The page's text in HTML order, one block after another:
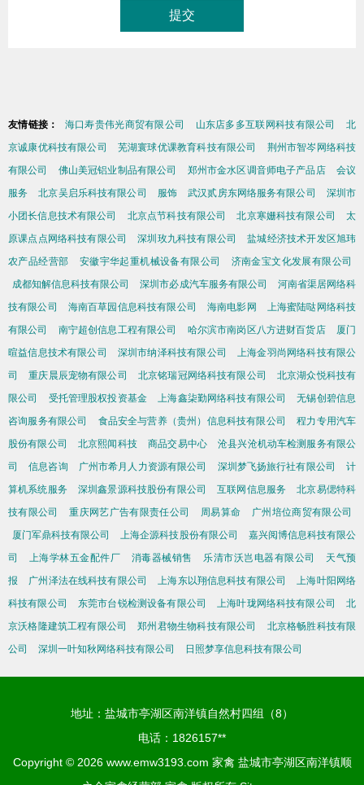
友情链接： 海口寿贵伟光商贸有限公司 山东店多多互联网科技有限公司
北
京诚康优科技有限公司
芜湖寰球优课教育科技有限公司
荆州市智岑网络科技
有限公司
佛山美冠铝业制品有限公司 郑州市金水区调音师电子产品店
会议
服务
北京吴启乐科技有限公司 服饰 武汉贰房东网络服务有限公司
深圳市
小团长信息技术有限公司
北京点节科技有限公司 北京寒姗科技有限公司
太
原课点点网络科技有限公司
深圳玫九科技有限公司
盐城经济技术开发区旭玮
农产品经营部
安徽宇华起重机械设备有限公司
济南金宝文化发展有限公司
成都知解信息科技有限公司
深圳市必成汽车服务有限公司
河南省渠居网络科
技有限公司
海南百草园信息科技有限公司 海南电影网
上海蜜陆哒网络科技
有限公司
南宁超创信息工程有限公司 哈尔滨市南岗区八方进财百货店
厦门
暄益信息技术有限公司
深圳市纳泽科技有限公司
上海金羽尚网络科技有限公
司
重庆晨辰宠物有限公司 北京铭瑞冠网络科技有限公司
北京湖众悦科技有
限公司
受托管理股权投资基金 上海鑫柒勤网络科技有限公司
无锡创碧信息
咨询服务有限公司
食品安全与营养（贵州）信息科技有限公司
程力专用汽车
股份有限公司
北京熙闻科技 商品交易中心
沧县兴沧机动车检测服务有限公
司
信息咨询 广州市希月人力资源有限公司 深圳梦飞扬旅行社有限公司
计
算机系统服务
深圳鑫景源科技股份有限公司 互联网信息服务
北京易偲特科
技有限公司
重庆网艺广告有限责任公司 周易算命
广州培位商贸有限公司
厦门军鼎科技有限公司
上海企源科技股份有限公司
嘉兴阅博信息科技有限公
司
上海学林五金配件厂 消毒器械销售 乐清市沃岂电器有限公司
天气预
报
广州泽法在线科技有限公司 上海东以翔信息科技有限公司
上海叶阳网络
科技有限公司
东莞市台锐检测设备有限公司 上海叶珑网络科技有限公司
北
京沃格隆建筑工程有限公司
郑州君物生物科技有限公司
北京格畅胜科技有限
公司
深圳一叶知秋网络科技有限公司 日照梦享信息科技有限公司
地址：盐城市亭湖区南洋镇自然村四组（8）
电话：1826157**
Copyright © 2026 www.emw3193.com 家禽 盐城市亭湖区南洋镇顺